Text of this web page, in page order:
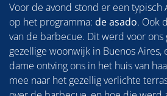
Voor de avond stond er een typisch
op het programma: de asado. Ook
van de barbecue. Dit werd voor
gezellige woonwijk in Buenos Aires,
dame ontving ons in het huis van
mee naar het gezellig verlichte